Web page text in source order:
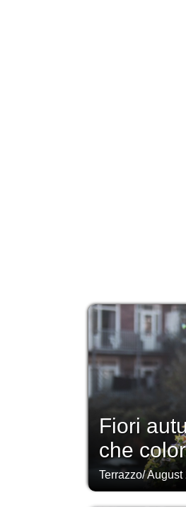
Fiori
che
Terrazzo/August